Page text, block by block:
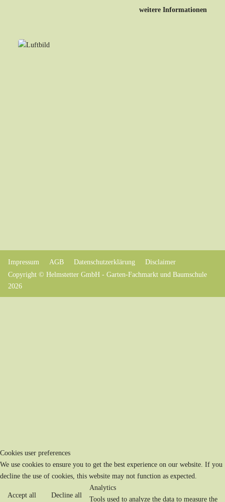
weitere Informationen
Impressum AGB Datenschutzerklärung
Disclaimer
Copyright © Helmstetter GmbH - Garten-Fachmarkt und Baumschule
2026
Cookies user preferences
We use cookies to ensure you to get the best experience on our website. If you
decline the use of cookies, this website may not function as expected.
Accept all Decline all
Analytics
Tools used to analyze the data to measure the